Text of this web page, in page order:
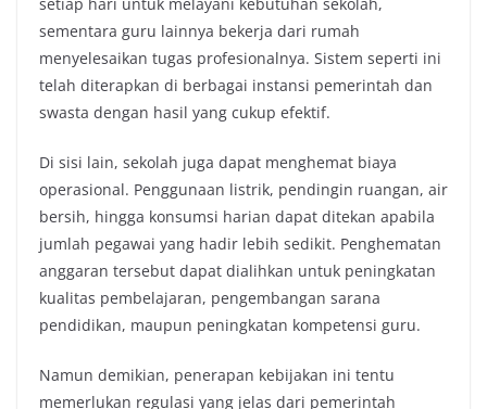
sementara guru lainnya bekerja dari rumah
menyelesaikan tugas profesionalnya. Sistem seperti ini
telah diterapkan di berbagai instansi pemerintah dan
swasta dengan hasil yang cukup efektif.
Di sisi lain, sekolah juga dapat menghemat biaya
operasional. Penggunaan listrik, pendingin ruangan, air
bersih, hingga konsumsi harian dapat ditekan apabila
jumlah pegawai yang hadir lebih sedikit. Penghematan
anggaran tersebut dapat dialihkan untuk peningkatan
kualitas pembelajaran, pengembangan sarana
pendidikan, maupun peningkatan kompetensi guru.
Namun demikian, penerapan kebijakan ini tentu
memerlukan regulasi yang jelas dari pemerintah